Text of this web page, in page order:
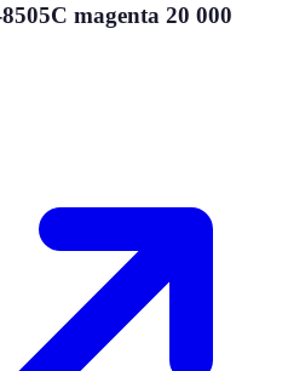
magenta 20 000